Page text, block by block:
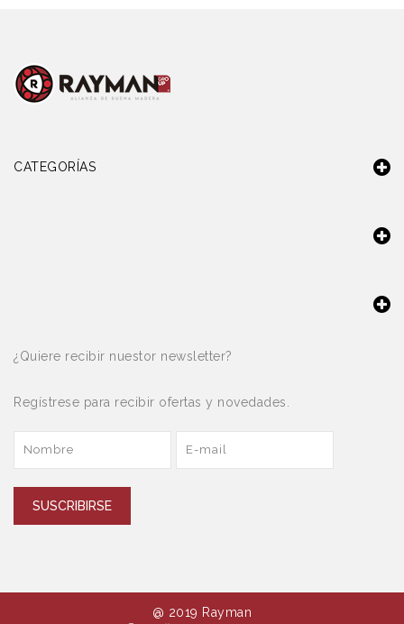
CATEGORÍAS
¿Quiere recibir nuestor newsletter?
Regístrese para recibir ofertas y novedades.
SUSCRIBIRSE
@ 2019 Rayman